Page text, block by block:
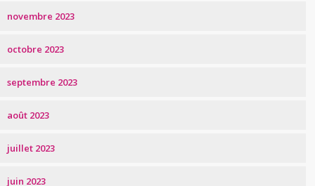
novembre 2023
octobre 2023
septembre 2023
août 2023
juillet 2023
juin 2023